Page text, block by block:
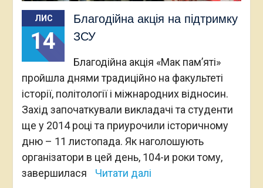
ЛИС
14
Благодійна акція на підтримку
ЗСУ
Благодійна акція «Мак пам’яті»
пройшла днями традиційно на факультеті
історії, політології і міжнародних відносин.
Захід започаткували викладачі та студенти
ще у 2014 році та приурочили історичному
дню – 11 листопада. Як наголошують
організатори в цей день, 104-и роки тому,
завершилася
Читати далі